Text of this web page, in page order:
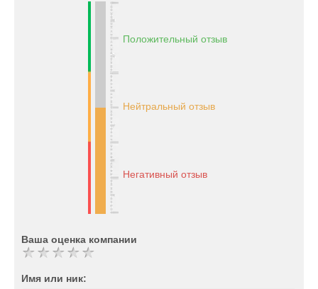
Положительный отзыв
Нейтральный отзыв
Негативный отзыв
Ваша оценка компании
Имя или ник: